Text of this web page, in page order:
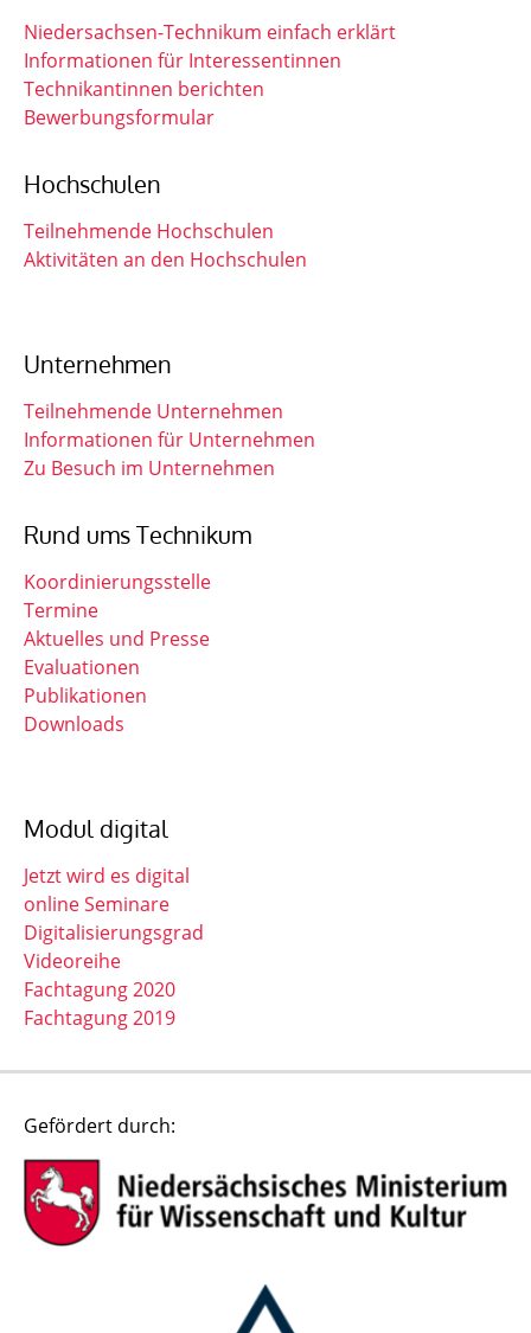
Niedersachsen-Technikum einfach erklärt
Informationen für Interessentinnen
Technikantinnen berichten
Bewerbungsformular
Hochschulen
Teilnehmende Hochschulen
Aktivitäten an den Hochschulen
Unternehmen
Teilnehmende Unternehmen
Informationen für Unternehmen
Zu Besuch im Unternehmen
Rund ums Technikum
Koordinierungsstelle
Termine
Aktuelles und Presse
Evaluationen
Publikationen
Downloads
Modul digital
Jetzt wird es digital
online Seminare
Digitalisierungsgrad
Videoreihe
Fachtagung 2020
Fachtagung 2019
Gefördert durch: